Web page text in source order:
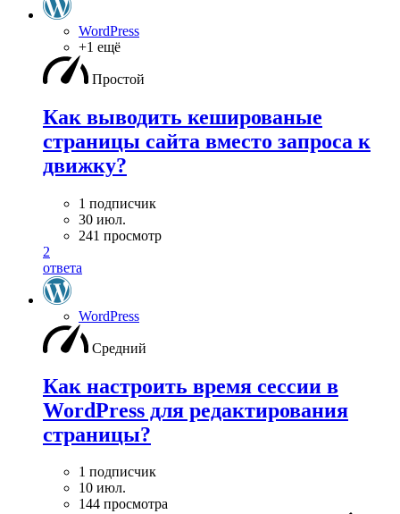
WordPress
+1 ещё
Простой
Как выводить кешированые
страницы сайта вместо запроса к
движку?
1 подписчик
30 июл.
241 просмотр
2
ответа
WordPress
Средний
Как настроить время сессии в
WordPress для редактирования
страницы?
1 подписчик
10 июл.
144 просмотра